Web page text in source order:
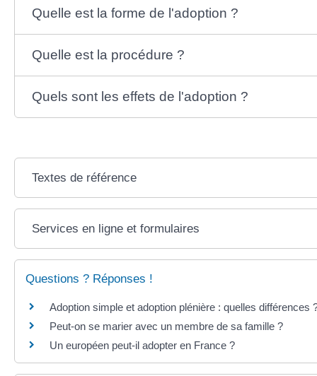
Quelle est la forme de l'adoption ?
Quelle est la procédure ?
Quels sont les effets de l'adoption ?
Textes de référence
Services en ligne et formulaires
Questions ? Réponses !
Adoption simple et adoption plénière : quelles différences
Peut-on se marier avec un membre de sa famille ?
Un européen peut-il adopter en France ?